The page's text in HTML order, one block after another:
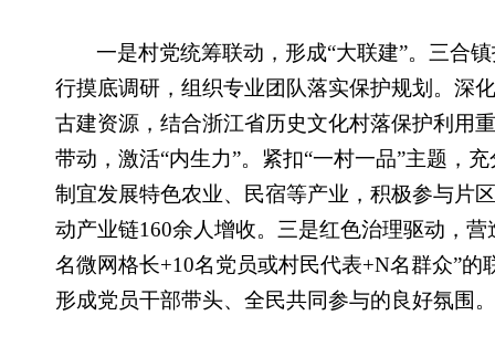
一是村党统筹联动，形成“大联建”。三合
行摸底调研，组织专业团队落实保护规划。深
古建资源，结合浙江省历史文化村落保护利用
带动，激活“内生力”。紧扣“一村一品”主题，
制宜发展特色农业、民宿等产业，积极参与片
动产业链160余人增收。三是红色治理驱动，
名微网格长+10名党员或村民代表+N名群众”的
形成党员干部带头、全民共同参与的良好氛围